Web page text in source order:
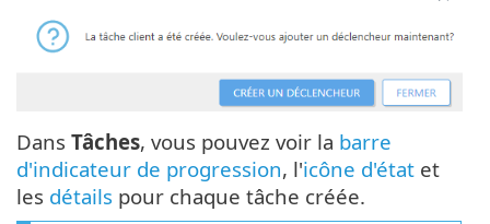
Dans Tâches, vous pouvez voir la barre
d'indicateur de progression, l'icône d'état et
les détails pour chaque tâche créée.